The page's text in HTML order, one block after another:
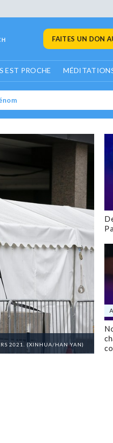
FAITES UN DON
EST PROCHE
2021. (XINHUA/HAN YAN)